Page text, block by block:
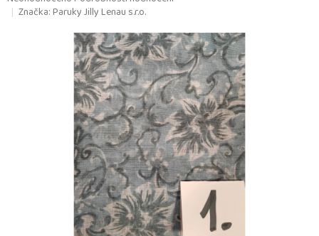
hodnocení
Značka:Paruky Jilly Lenau s.r.o.